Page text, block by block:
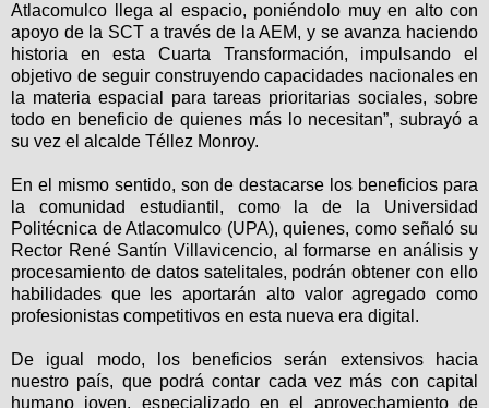
Atlacomulco llega al espacio, poniéndolo muy en alto con
apoyo de la SCT a través de la AEM, y se avanza haciendo
historia en esta Cuarta Transformación, impulsando el
objetivo de seguir construyendo capacidades nacionales en
la materia espacial para tareas prioritarias sociales, sobre
todo en beneficio de quienes más lo necesitan”, subrayó a
su vez el alcalde Téllez Monroy.
En el mismo sentido, son de destacarse los beneficios para
la comunidad estudiantil, como la de la Universidad
Politécnica de Atlacomulco (UPA), quienes, como señaló su
Rector René Santín Villavicencio, al formarse en análisis y
procesamiento de datos satelitales, podrán obtener con ello
habilidades que les aportarán alto valor agregado como
profesionistas competitivos en esta nueva era digital.
De igual modo, los beneficios serán extensivos hacia
nuestro país, que podrá contar cada vez más con capital
humano joven, especializado en el aprovechamiento de